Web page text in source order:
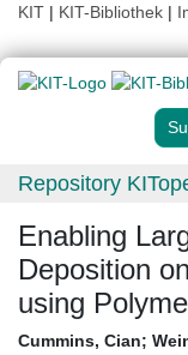
KIT | KIT-Bibliothek |
Repository
Enabling
Deposition
using
Cummins, Cian;